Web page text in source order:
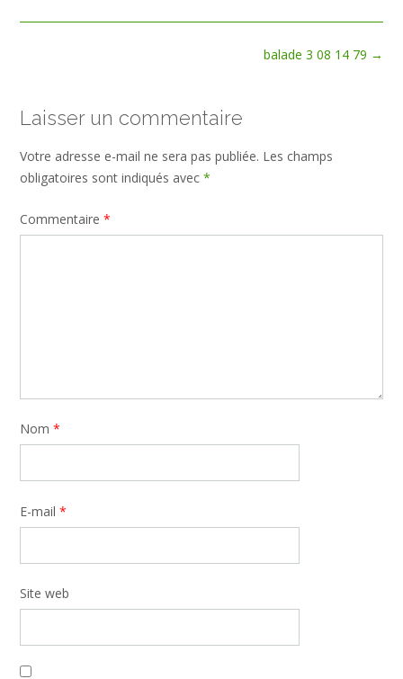
balade 3 08 14 79 →
Laisser un commentaire
Votre adresse e-mail ne sera pas publiée. Les champs
obligatoires sont indiqués avec *
Commentaire *
Nom *
E-mail *
Site web